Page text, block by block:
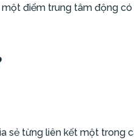
điểm trung tâm động
sẻ từng liên kết một trong